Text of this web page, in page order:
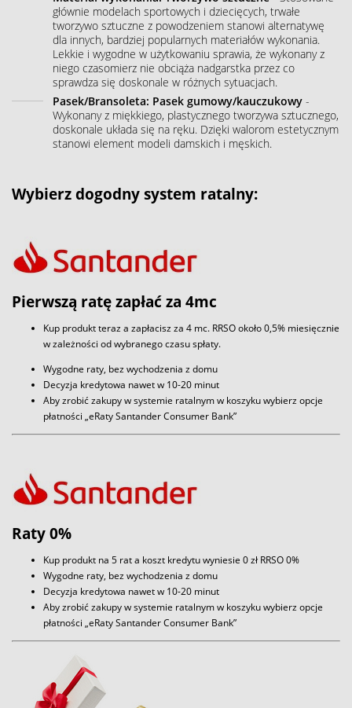
głównie modelach sportowych i dziecięcych, trwałe
tworzywo sztuczne z powodzeniem stanowi alternatywę
dla innych, bardziej popularnych materiałów wykonania.
Lekkie i wygodne w użytkowaniu sprawia, że wykonany z
niego czasomierz nie obciąża nadgarstka przez co
sprawdza się doskonale w różnych sytuacjach.
Pasek/Bransoleta: Pasek gumowy/kauczukowy -
Wykonany z miękkiego, plastycznego tworzywa sztucznego,
doskonale układa się na ręku. Dzięki walorom estetycznym
stanowi element modeli damskich i męskich.
Wybierz dogodny system ratalny:
Pierwszą ratę zapłać za 4mc
Kup produkt teraz a zapłacisz za 4 mc. RRSO około 0,5% miesięcznie
w zależności od wybranego czasu spłaty.
Wygodne raty, bez wychodzenia z domu
Decyzja kredytowa nawet w 10-20 minut
Aby zrobić zakupy w systemie ratalnym w koszyku wybierz opcje
płatności „eRaty Santander Consumer Bank”
Raty 0%
Kup produkt na 5 rat a koszt kredytu wyniesie 0 zł RRSO 0%
Wygodne raty, bez wychodzenia z domu
Decyzja kredytowa nawet w 10-20 minut
Aby zrobić zakupy w systemie ratalnym w koszyku wybierz opcje
płatności „eRaty Santander Consumer Bank”